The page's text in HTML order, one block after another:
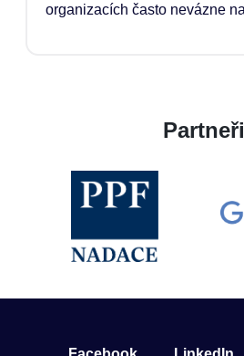
organizacích často nevázne
organizace potřebuje, jak
naplňuje své poslání.Partneři